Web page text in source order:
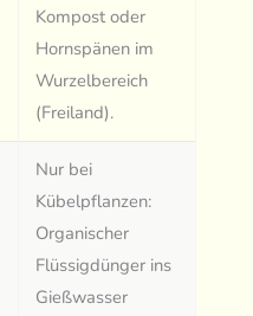
Kompost oder
Hornspänen im
Wurzelbereich
(Freiland).
Nur bei
Kübelpflanzen:
Organischer
Flüssigdünger ins
Gießwasser